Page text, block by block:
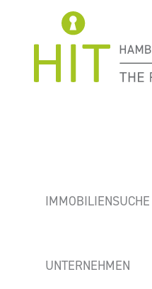
IMMOBILIENSUCHE
UNTERNEHMEN
ABSOLUTE
NEUEN